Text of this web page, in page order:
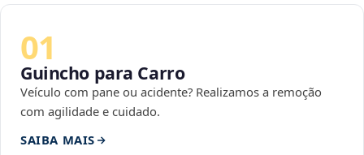
01
Guincho para Carro
Veículo com pane ou acidente? Realizamos a remoção
com agilidade e cuidado.
SAIBA MAIS